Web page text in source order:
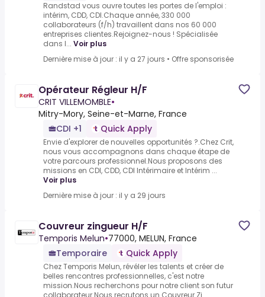
Randstad vous ouvre toutes les portes de l'emploi :
intérim, CDD, CDI.Chaque année, 330 000
collaborateurs (f/h) travaillent dans nos 60 000
entreprises clientes.Rejoignez-nous ! Spécialisée
dans l... Voir plus
Dernière mise à jour : il y a 27 jours • Offre sponsorisée
Opérateur Régleur H/F
CRIT VILLEMOMBLE•
Mitry-Mory, Seine-et-Marne, France
CDI +1
Quick Apply
Envie d'explorer de nouvelles opportunités ?.Chez Crit,
nous vous accompagnons dans chaque étape de
votre parcours professionnel.Nous proposons des
missions en CDI, CDD, CDI Intérimaire et Intérim ...
Voir plus
Dernière mise à jour : il y a 29 jours
Couvreur zingueur H/F
Temporis Melun•77000, MELUN, France
Temporaire
Quick Apply
Chez Temporis Melun, révéler les talents et créer de
belles rencontres professionnelles, c'est notre
mission.Nous recherchons pour notre client son futur
collaborateur.Nous recrutons un Couvreur Zi...